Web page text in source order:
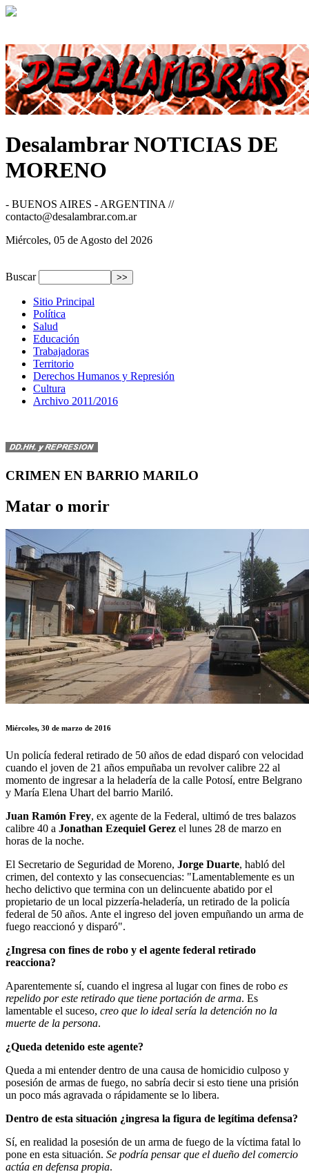
DesalambrarNOTICIAS DE
MORENO
- BUENOS AIRES - ARGENTINA //
contacto@desalambrar.com.ar
Miércoles, 05 de Agosto del 2026
Buscar
Sitio Principal
Política
Salud
Educación
Trabajadoras
Territorio
Derechos Humanos y Represión
Cultura
Archivo 2011/2016
CRIMEN EN BARRIO MARILO
Matar o morir
Miércoles, 30 de marzo de 2016
Un policía federal retirado de 50 años de edad disparó con velocidad
cuando el joven de 21 años empuñaba un revolver calibre 22 al
momento de ingresar a la heladería de la calle Potosí, entre Belgrano
y María Elena Uhart del barrio Mariló.
Juan Ramón Frey, ex agente de la Federal, ultimó de tres balazos
calibre 40 a Jonathan Ezequiel Gerez el lunes 28 de marzo en
horas de la noche.
El Secretario de Seguridad de Moreno, Jorge Duarte, habló del
crimen, del contexto y las consecuencias: "Lamentablemente es un
hecho delictivo que termina con un delincuente abatido por el
propietario de un local pizzería-heladería, un retirado de la policía
federal de 50 años. Ante el ingreso del joven empuñando un arma de
fuego reaccionó y disparó".
¿Ingresa con fines de robo y el agente federal retirado
reacciona?
Aparentemente sí, cuando el ingresa al lugar con fines de robo es
repelido por este retirado que tiene portación de arma. Es
lamentable el suceso, creo que lo ideal sería la detención no la
muerte de la persona.
¿Queda detenido este agente?
Queda a mi entender dentro de una causa de homicidio culposo y
posesión de armas de fuego, no sabría decir si esto tiene una prisión
un poco más agravada o rápidamente se lo libera.
Dentro de esta situación ¿ingresa la figura de legítima defensa?
Sí, en realidad la posesión de un arma de fuego de la víctima fatal lo
pone en esta situación. Se podría pensar que el dueño del comercio
actúa en defensa propia.